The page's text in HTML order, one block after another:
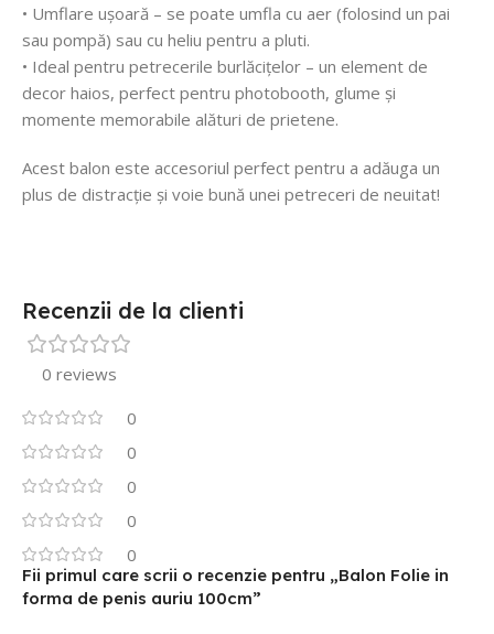
• Umflare ușoară – se poate umfla cu aer (folosind un pai
sau pompă) sau cu heliu pentru a pluti.
• Ideal pentru petrecerile burlăcițelor – un element de
decor haios, perfect pentru photobooth, glume și
momente memorabile alături de prietene.
Acest balon este accesoriul perfect pentru a adăuga un
plus de distracție și voie bună unei petreceri de neuitat!
Recenzii de la clienti
0 reviews
0
0
0
0
0
Fii primul care scrii o recenzie pentru „Balon Folie in
forma de penis auriu 100cm”